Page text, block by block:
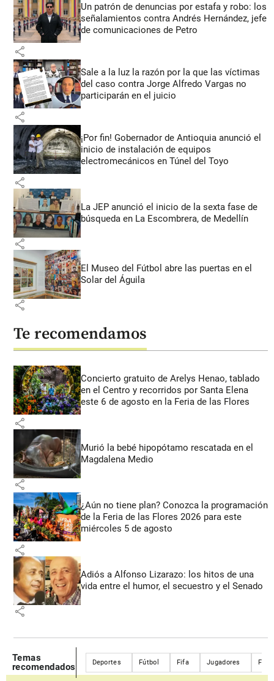
Un patrón de denuncias por estafa y robo: los
señalamientos contra Andrés Hernández, jefe
de comunicaciones de Petro
share
Sale a la luz la razón por la que las víctimas
del caso contra Jorge Alfredo Vargas no
participarán en el juicio
share
¡Por fin! Gobernador de Antioquia anunció el
inicio de instalación de equipos
electromecánicos en Túnel del Toyo
share
La JEP anunció el inicio de la sexta fase de
búsqueda en La Escombrera, de Medellín
share
El Museo del Fútbol abre las puertas en el
Solar del Águila
share
Te recomendamos
Concierto gratuito de Arelys Henao, tablado
en el Centro y recorridos por Santa Elena
este 6 de agosto en la Feria de las Flores
share
Murió la bebé hipopótamo rescatada en el
Magdalena Medio
share
¿Aún no tiene plan? Conozca la programación
de la Feria de las Flores 2026 para este
miércoles 5 de agosto
share
Adiós a Alfonso Lizarazo: los hitos de una
vida entre el humor, el secuestro y el Senado
share
Temas
recomendados
Deportes Fútbol Fifa Jugadores